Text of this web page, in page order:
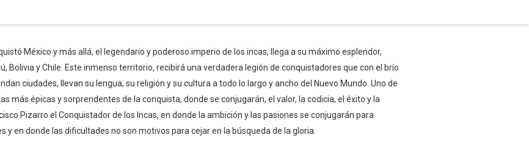
México y más allá, el legendario y poderoso imperio de los incas, llega a su máximo esplendor,
Bolivia y Chile. Este inmenso territorio, recibirá una verdadera legión de conquistadores que con el brío
ciudades, llevan su lengua, su religión y su cultura a todo lo largo y ancho del Nuevo Mundo. Uno de
más épicas y sorprendentes de la conquista, donde se conjugarán, el valor, la codicia, el éxito y la
Pizarro el Conquistador de los Incas, en donde la ambición y las pasiones se conjugarán para
en donde las dificultades no son motivos para cejar en la búsqueda de la gloria.